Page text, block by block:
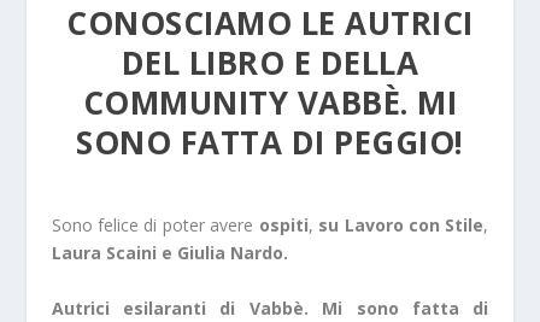
CONOSCIAMO LE AUTRICI
DEL LIBRO E DELLA
COMMUNITY VABBÈ. MI
SONO FATTA DI PEGGIO!
Sono felice di poter avere ospiti, su Lavoro con Stile,
Laura Scaini e Giulia Nardo.
Autrici esilaranti di Vabbè. Mi sono fatta di